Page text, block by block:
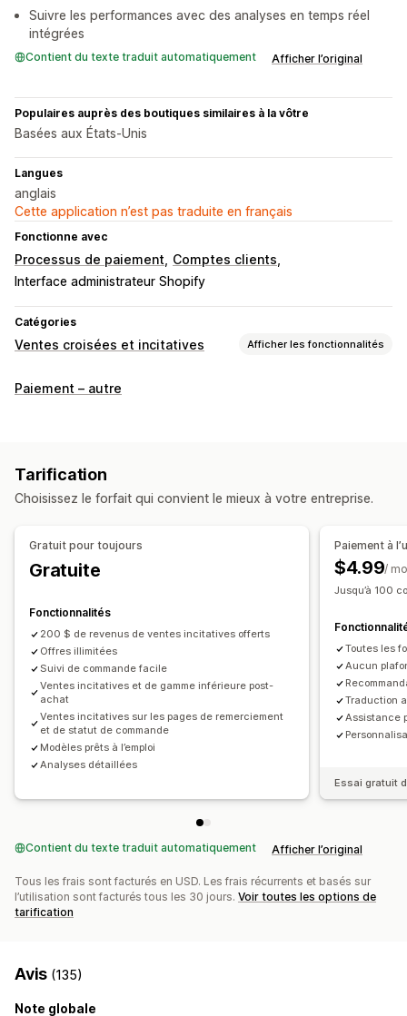
Suivre les performances avec des analyses en temps réel
intégrées
Contient du texte traduit automatiquement Afficher l’original
Populaires auprès des boutiques similaires à la vôtre
Basées aux États-Unis
Langues
anglais
Cette application n’est pas traduite en français
Fonctionne avec
Processus de paiement Comptes clients
Interface administrateur Shopify
Catégories
Ventes croisées et incitatives Afficher les fonctionnalités
Personnalisation
Offres et recommandations
Recommandations de produits
Analyses de données
Taux de conversion
Paiement – autre
Tarification
Choisissez le forfait qui convient le mieux à votre entreprise.
Gratuit pour toujours
Gratuite
Fonctionnalités
200 $ de revenus de ventes incitatives offerts
Offres illimitées
Suivi de commande facile
Ventes incitatives et de gamme inférieure post-
achat
Ventes incitatives sur les pages de remerciement
et de statut de commande
Modèles prêts à l’emploi
Analyses détaillées
Paiement à
$4.99/
Jusqu’à 100
Toutes les
Aucun
Traduction
Assistance
Essai gratuit
Contient du texte traduit automatiquement Afficher l’original
Tous les frais sont facturés en USD. Les frais récurrents et basés sur
l’utilisation sont facturés tous les 30 jours. Voir toutes les options de
tarification
Avis (135)
Note globale